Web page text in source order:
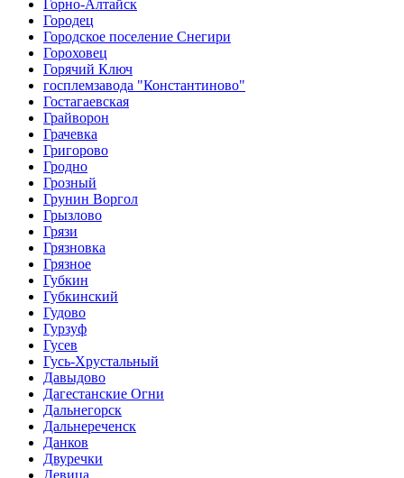
Горно-Алтайск
Городец
Городское поселение Снегири
Гороховец
Горячий Ключ
госплемзавода "Константиново"
Гостагаевская
Грайворон
Грачевка
Григорово
Гродно
Грозный
Грунин Воргол
Грызлово
Грязи
Грязновка
Грязное
Губкин
Губкинский
Гудово
Гурзуф
Гусев
Гусь-Хрустальный
Давыдово
Дагестанские Огни
Дальнегорск
Дальнереченск
Данков
Двуречки
Девица